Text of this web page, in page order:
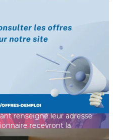
départ 🚀
vous avez jusqu’au 31
entendre votre voix !
cette enquête vise à établir
de la situation socio-
et scientifiques
renseigné leur adresse
recevront la
...Voir plus